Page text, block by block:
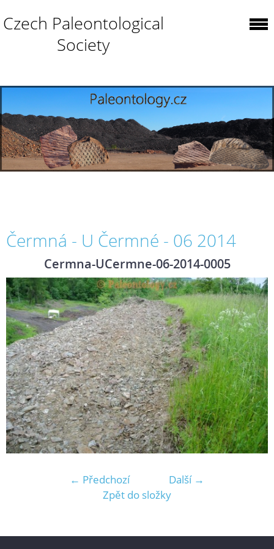
Czech Paleontological
Society
Čermná - U Čermné - 06 2014
Cermna-UCermne-06-2014-0005
← Předchozí
Další →
Zpět do složky